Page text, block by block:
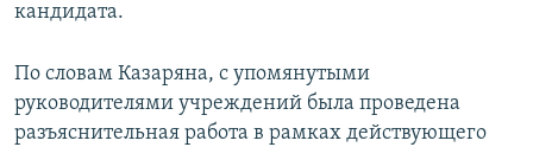
кандидата.
По словам Казаряна, с упомянутыми
руководителями учреждений была проведена
разъяснительная работа в рамках действующего